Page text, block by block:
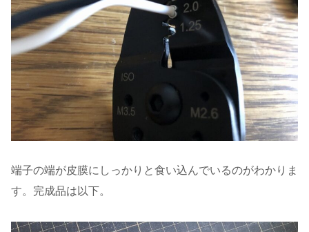
端子の端が皮膜にしっかりと食い込んでいるのがわかりま
す。完成品は以下。